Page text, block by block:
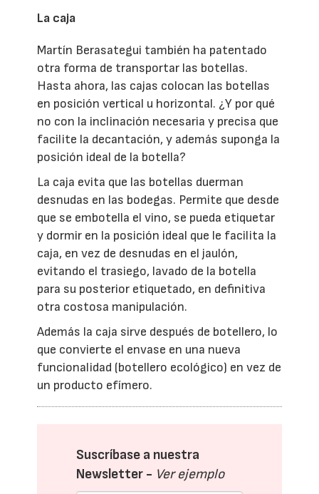
La caja
Martín Berasategui también ha patentado
otra forma de transportar las botellas.
Hasta ahora, las cajas colocan las botellas
en posición vertical u horizontal. ¿Y por qué
no con la inclinación necesaria y precisa que
facilite la decantación, y además suponga la
posición ideal de la botella?
La caja evita que las botellas duerman
desnudas en las bodegas. Permite que desde
que se embotella el vino, se pueda etiquetar
y dormir en la posición ideal que le facilita la
caja, en vez de desnudas en el jaulón,
evitando el trasiego, lavado de la botella
para su posterior etiquetado, en definitiva
otra costosa manipulación.
Además la caja sirve después de botellero, lo
que convierte el envase en una nueva
funcionalidad (botellero ecológico) en vez de
un producto efímero.
Suscríbase a nuestra
Newsletter - Ver ejemplo